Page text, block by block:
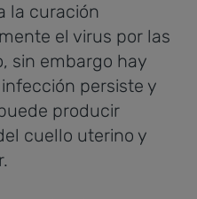
la curación
el virus por las
sin embargo hay
persiste y
producir
cuello uterino y